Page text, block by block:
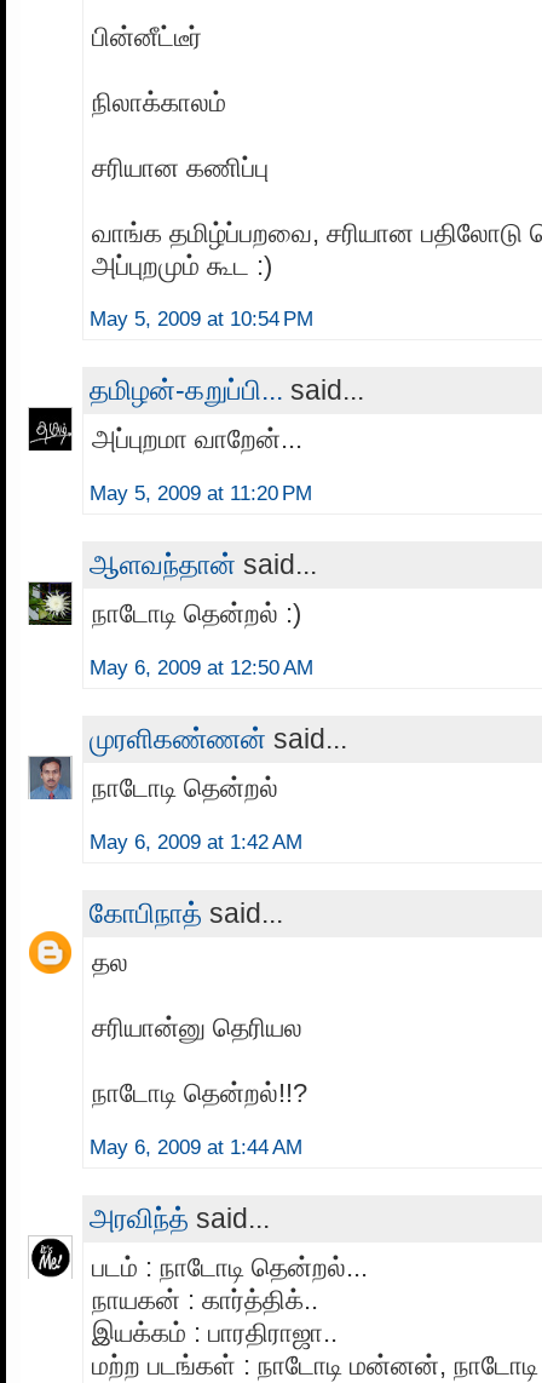
பின்னீட்டீர்
நிலாக்காலம்
சரியான கணிப்பு
வாங்க தமிழ்ப்பறவை, சரியான
அப்புறமும் கூட :)
May 5, 2009 at 10:54 PM
தமிழன்-கறுப்பி... said...
அப்புறமா வாறேன்...
May 5, 2009 at 11:20 PM
ஆளவந்தான் said...
நாடோடி தென்றல் :)
May 6, 2009 at 12:50 AM
முரளிகண்ணன் said...
நாடோடி தென்றல்
May 6, 2009 at 1:42 AM
கோபிநாத் said...
தல
சரியான்னு தெரியல
நாடோடி தென்றல்!!?
May 6, 2009 at 1:44 AM
அரவிந்த் said...
படம் : நாடோடி தென்றல்...
நாயகன் : கார்த்திக்..
இயக்கம் : பாரதிராஜா..
மற்ற படங்கள் : நாடோடி மன்னன், நாடோடி